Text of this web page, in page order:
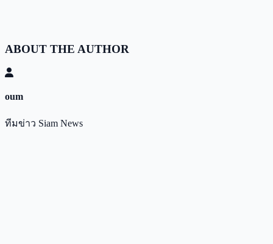
ABOUT THE AUTHOR
oum
ทีมข่าว Siam News